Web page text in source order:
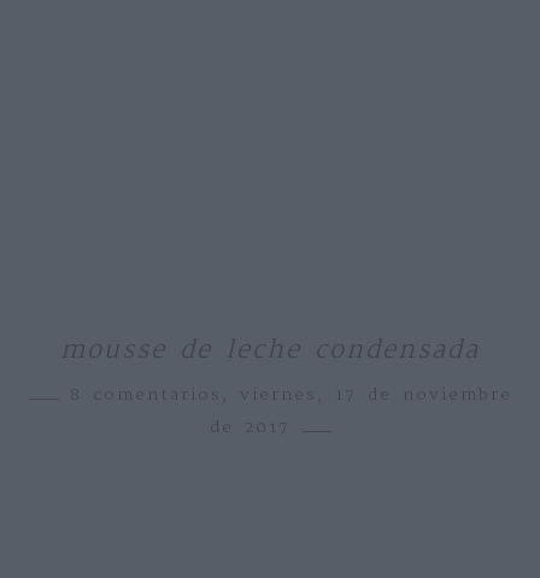
mousse de leche condensada
8 comentarios, viernes, 17 de noviembre
de 2017